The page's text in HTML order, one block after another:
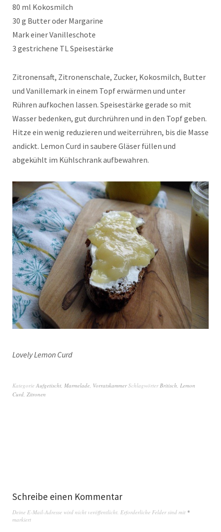
80 ml Kokosmilch
30 g Butter oder Margarine
Mark einer Vanilleschote
3 gestrichene TL Speisestärke
Zitronensaft, Zitronenschale, Zucker, Kokosmilch, Butter
und Vanillemark in einem Topf erwärmen und unter
Rühren aufkochen lassen. Speisestärke gerade so mit
Wasser bedenken, gut durchrühren und in den Topf geben.
Hitze ein wenig reduzieren und weiterrühren, bis die Masse
andickt. Lemon Curd in saubere Gläser füllen und
abgekühlt im Kühlschrank aufbewahren.
Lovely Lemon Curd
Kategorie Aufgetischt Marmelade Vorratskammer Schlagwörter Britisch Lemon
Curd Zitronen
Schreibe einen Kommentar
Deine E-Mail-Adresse wird nicht veröffentlicht. Erforderliche Felder sind mit *
markiert